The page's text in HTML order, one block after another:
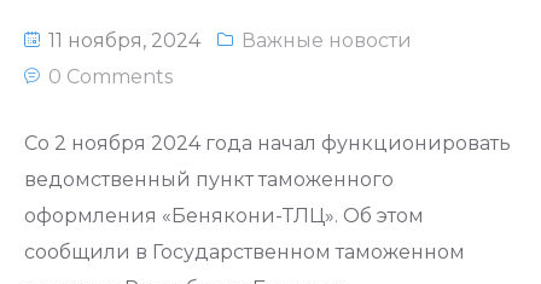
11 ноября, 2024
Важные новости
0 Comments
Со 2 ноября 2024 года начал функционировать
ведомственный пункт таможенного
оформления «Бенякони-ТЛЦ». Об этом
сообщили в Государственном таможенном